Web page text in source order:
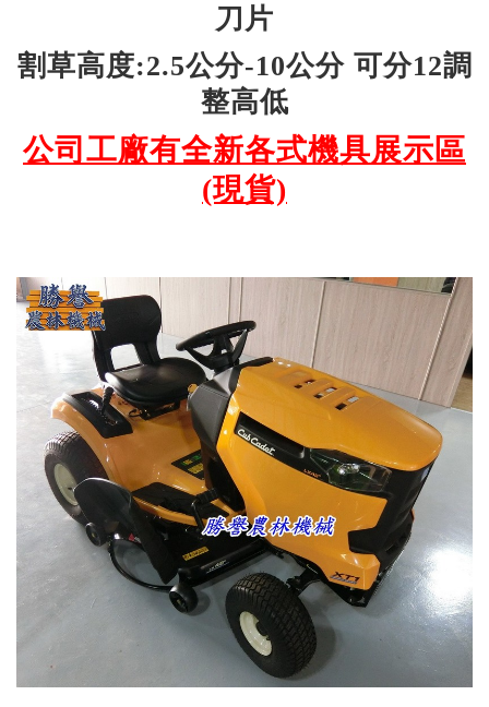
刀片
割草高度:2.5公分-10公分 可分12調
整高低
公司工廠有全新各式機具展示區
(現貨)